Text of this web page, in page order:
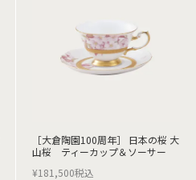
［大倉陶園100周年］ 日本の桜 大
山桜 ティーカップ＆ソーサー
¥181,500税込